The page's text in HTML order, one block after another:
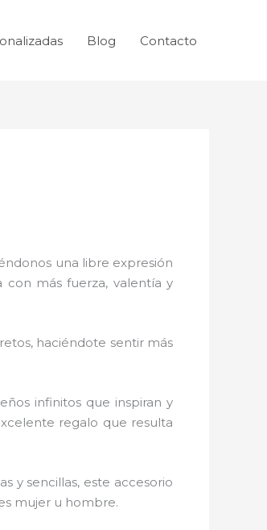
Blog Contacto
una libre expresión
más fuerza, valentía y
haciéndote sentir más
infinitos que inspiran y
regalo que resulta
y sencillas, este accesorio
mujer u hombre.